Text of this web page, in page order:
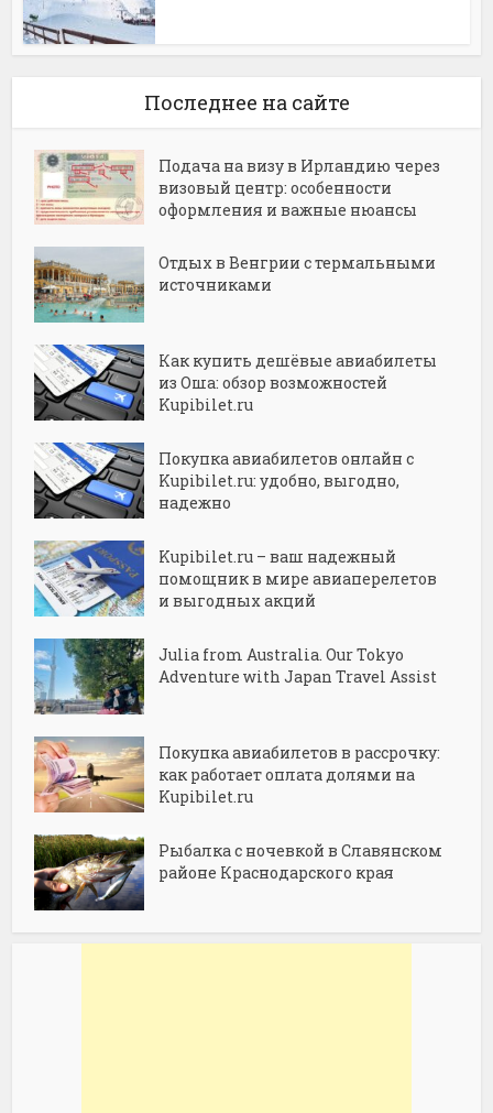
Последнее на сайте
Подача на визу в Ирландию через
визовый центр: особенности
оформления и важные нюансы
Отдых в Венгрии с термальными
источниками
Как купить дешёвые авиабилеты
из Оша: обзор возможностей
Kupibilet.ru
Покупка авиабилетов онлайн с
Kupibilet.ru: удобно, выгодно,
надежно
Kupibilet.ru – ваш надежный
помощник в мире авиаперелетов
и выгодных акций
Julia from Australia. Our Tokyo
Adventure with Japan Travel Assist
Покупка авиабилетов в рассрочку:
как работает оплата долями на
Kupibilet.ru
Рыбалка с ночевкой в Славянском
районе Краснодарского края